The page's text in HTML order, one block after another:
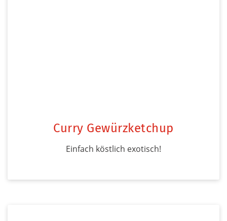
Curry Gewürzketchup
Einfach köstlich exotisch!